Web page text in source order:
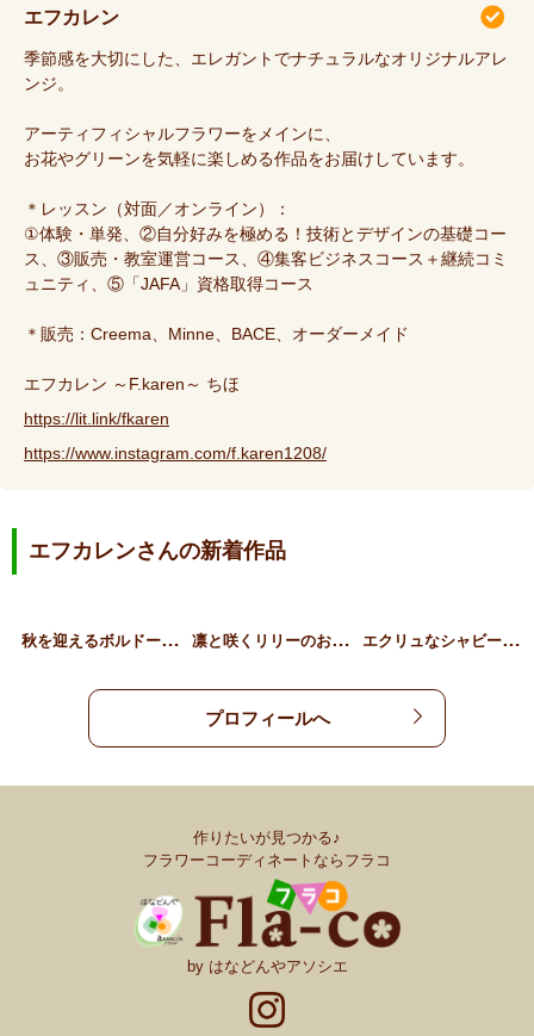
エフカレン
季節感を大切にした、エレガントでナチュラルなオリジナルアレ
ンジ。
アーティフィシャルフラワーをメインに、
お花やグリーンを気軽に楽しめる作品をお届けしています。
＊レッスン（対面／オンライン）：
①体験・単発、②自分好みを極める！技術とデザインの基礎コー
ス、③販売・教室運営コース、④集客ビジネスコース＋継続コミ
ュニティ、⑤「JAFA」資格取得コース
＊販売：Creema、Minne、BACE、オーダーメイド
エフカレン ～F.karen～ ちほ
https://lit.link/fkaren
https://www.instagram.com/f.karen1208/
エフカレンさんの新着作品
秋
を迎えるボルドーリース 凛
と咲くリリーのお供え花 エ
クリュなシャビーシックブ…
プロフィールへ
作りたいが見つかる♪
フラワーコーディネートならフラコ
by はなどんやアソシエ